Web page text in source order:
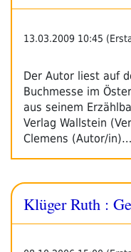
13.03.2009 10:45
Der Autor liest auf
Buchmesse im
aus seinem
Verlag Wallstein
Clemens (Autor/in)…
Klüger Ruth :